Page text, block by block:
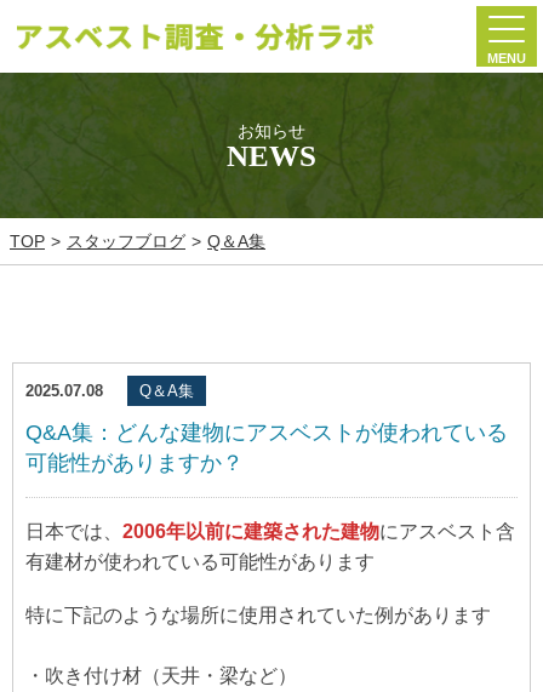
MENU
お知らせ
NEWS
TOP スタッフブログ Q＆A集
2025.07.08 Q＆A集
Q&A集：どんな建物にアスベストが使われている
可能性がありますか？
日本では、 2006年以前に建築された建物にアスベスト含
有建材が使われている可能性があります
特に下記のような場所に使用されていた例があります
・吹き付け材（天井・梁など）